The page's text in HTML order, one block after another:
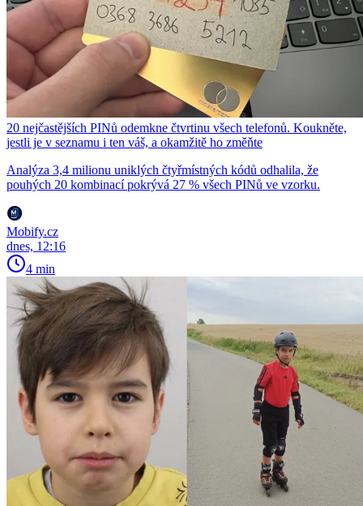
20 nejčastějších PINů odemkne čtvrtinu všech telefonů. Koukněte,
jestli je v seznamu i ten váš, a okamžitě ho změňte
Analýza 3,4 milionu uniklých čtyřmístných kódů odhalila, že
pouhých 20 kombinací pokrývá 27 % všech PINů ve vzorku.
Mobify.cz
dnes, 12:16
4 min